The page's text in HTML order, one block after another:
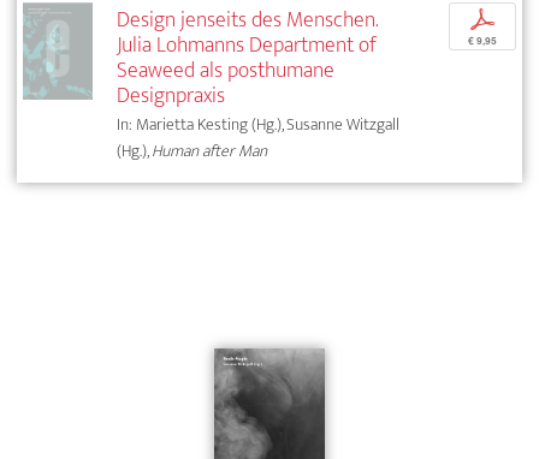
Design jenseits des Menschen.
Julia Lohmanns Department of
Seaweed als posthumane
Designpraxis
In: Marietta Kesting (Hg.), Susanne Witzgall
(Hg.),Human after Man
p
€ 9,95